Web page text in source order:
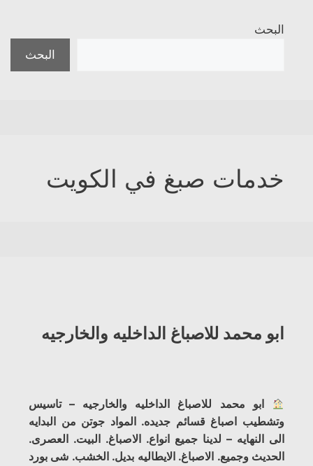
البحث
البحث
خدمات صبغ في الكويت
ابو محمد للاصباغ الداخليه والخارجيه
ابو محمد للاصباغ الداخليه والخارجيه – تاسيس
وتشطيب اصباغ قسائم جديده. المواد جوتن من البدايه
الى النهايه – لدينا جميع انواع. الاصباغ. البيت. العصرى.
الحديث وجميع. الاصباغ. الايطاليه بديل. الخشب. شى بورد